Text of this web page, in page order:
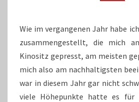
Wie im vergangenen Jahr habe
zusammengestellt, die mich
Kinositz gepresst, am meisten
mich also am nachhaltigsten
war in diesem Jahr gar nicht
viele Höhepunkte hatte es für